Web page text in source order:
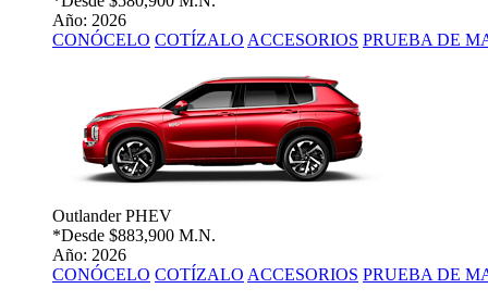
Año: 2026
CONÓCELO COTÍZALO ACCESORIOS PRUEBA DE
Outlander PHEV
*Desde $883,900 M.N.
Año: 2026
CONÓCELO COTÍZALO ACCESORIOS PRUEBA DE